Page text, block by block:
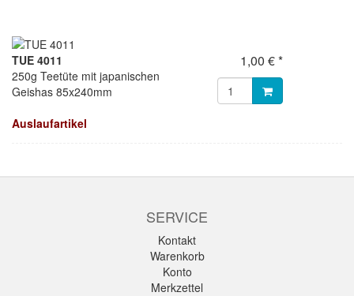
TUE 4011
250g Teetüte mit japanischen
Geishas 85x240mm
Auslaufartikel
1,00 € *
SERVICE
Kontakt
Warenkorb
Konto
Merkzettel